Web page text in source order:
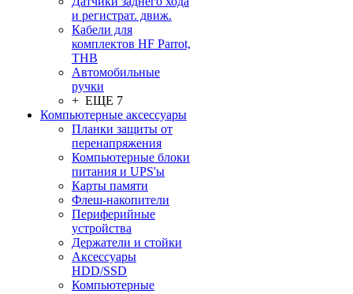
и регистрат. движ.
Кабели для
комплектов HF Parrot,
THB
Автомобильные
ручки
+ ЕЩЕ 7
Компьютерные аксессуары
Планки защиты от
перенапряжения
Компьютерные блоки
питания и UPS'ы
Карты памяти
Флеш-накопители
Периферийные
устройства
Держатели и стойки
Аксессуары
HDD/SSD
Компьютерные